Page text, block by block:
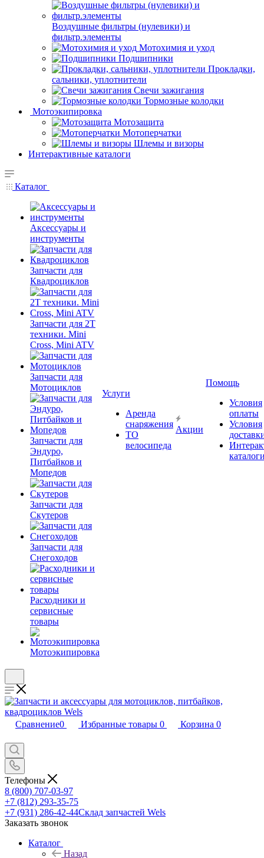
Воздушные фильтры (нулевики) и
фильтр.элементы
Мотохимия и уход
Подшипники
Прокладки,
сальники, уплотнители
Свечи зажигания
Тормозные колодки
Мотоэкипировка
Мотозащита
Мотоперчатки
Шлемы и визоры
Интерактивные каталоги
Каталог
Аксессуары и
инструменты
Запчасти для
Квадроциклов
Запчасти для 2T
техники. Mini
Cross, Mini ATV
Запчасти для
Мотоциклов
Запчасти для
Эндуро,
Питбайков и
Мопедов
Запчасти для
Скутеров
Запчасти для
Снегоходов
Расходники и
сервисные
товары
Мотоэкипировка
Услуги
Аренда
снаряжения
ТО
велосипеда
Акции
Помощь
Условия
оплаты
Условия
Сравнение0 Избранные товары 0 Корзина 0
Телефоны
8 (800) 707-03-97
+7 (812) 293-35-75
+7 (931) 286-42-44Склад запчастей Wels
Заказать звонок
Каталог
Назад